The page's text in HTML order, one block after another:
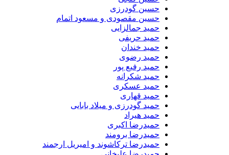
حسین گودرزی
حسین مقصودی و مسعود اتمام
حمید جمالزایی
حمید حریفی
حمید خندان
حمید رضوی
حمید رفیع پور
حمید شکرانه
حمید عسکری
حمید قهاری
حمید گودرزی و میلاد بابایی
حمید هیراد
حمیدرضا اکبری
حمیدرضا برومند
حمیدرضا ترکاشوند و امیریل ارجمند